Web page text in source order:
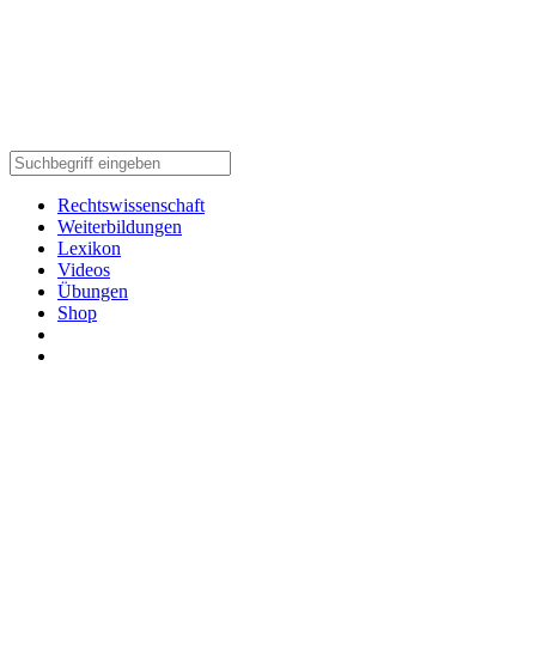
Rechtswissenschaft
Weiterbildungen
Lexikon
Videos
Übungen
Shop